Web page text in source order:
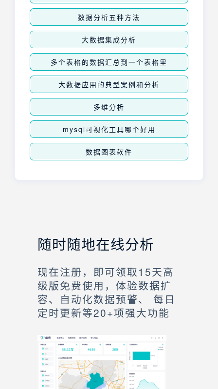
数据分析五种方法
大数据集成分析
多个表格的数据汇总到一个表格里
大数据应用的典型案例和分析
多维分析
mysql可视化工具哪个好用
数据图表软件
随时随地在线分析
现在注册，即可领取15天高
级版免费使用，体验数据扩
容、自动化数据预警、 每日
定时更新等20+项强大功能